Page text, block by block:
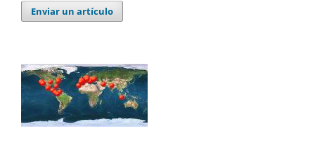
Enviar un artículo